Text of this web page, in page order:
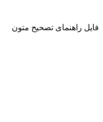
فایل راهنمای تصحیح متون